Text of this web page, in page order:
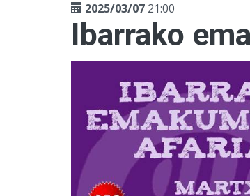
2025/03/07 21:00
Ibarrako